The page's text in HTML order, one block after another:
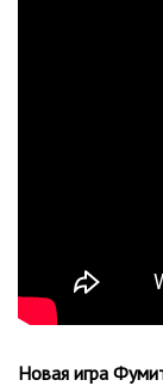
Новая игра